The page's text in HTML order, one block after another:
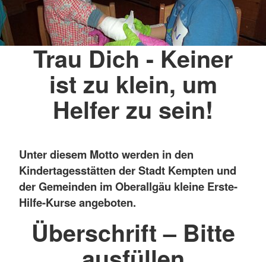
Trau Dich - Keiner
ist zu klein, um
Helfer zu sein!
Unter diesem Motto werden in den
Kindertagesstätten der Stadt Kempten und
der Gemeinden im Oberallgäu kleine Erste-
Hilfe-Kurse angeboten.
Überschrift – Bitte